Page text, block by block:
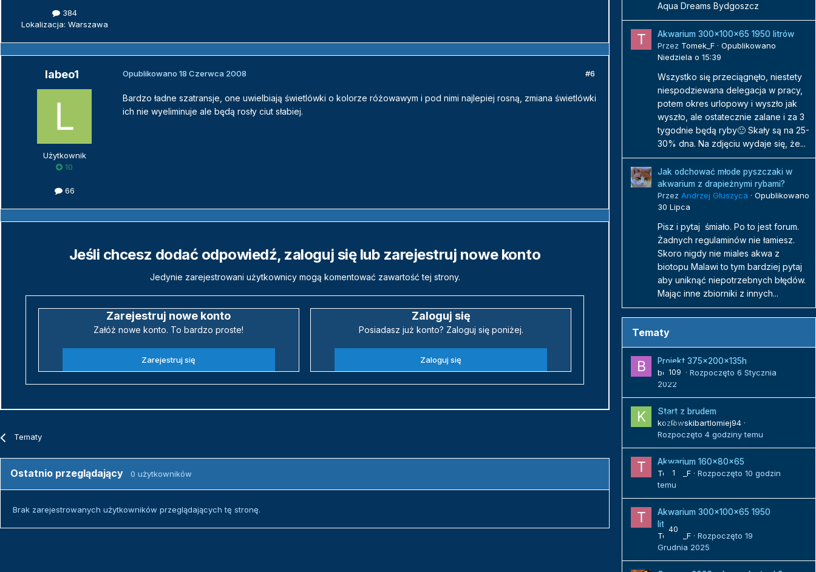
384
Lokalizacja: Warszawa
labeo1
Użytkownik
10
66
#6
Opublikowano 18 Czerwca 2008
Bardzo ładne szatransje, one uwielbiają świetlówki o kolorze różowawym i pod nimi najlepiej rosną, zmiana świetlówki
ich nie wyeliminuje ale będą rosły ciut słabiej.
Jeśli chcesz dodać odpowiedź, zaloguj się lub zarejestruj nowe konto
Jedynie zarejestrowani użytkownicy mogą komentować zawartość tej strony.
Zarejestruj nowe konto
Załóż nowe konto. To bardzo proste!
Zarejestruj się
Zaloguj się
Posiadasz już konto? Zaloguj się poniżej.
Zaloguj się
Tematy
Ostatnio przeglądający 0 użytkowników
Brak zarejestrowanych użytkowników przeglądających tę stronę.
Aqua Dreams Bydgoszcz
Akwarium 300x100x65 1950 litrów
Przez Tomek_F · Opublikowano
Niedziela o 15:39
Wszystko się przeciągnęło, niestety
niespodziewana delegacja w pracy,
potem okres urlopowy i wyszło jak
wyszło, ale ostatecznie zalane i za 3
tygodnie będą ryby🙂 Skały są na 25-
30% dna. Na zdjęciu wydaje się, że...
Jak odchować młode pyszczaki w
akwarium z drapieżnymi rybami?
Przez Andrzej Głuszyca · Opublikowano
30 Lipca
Pisz i pytaj śmiało. Po to jest forum.
Żadnych regulaminów nie łamiesz.
Skoro nigdy nie miales akwa z
biotopu Malawi to tym bardziej pytaj
aby uniknąć niepotrzebnych błędów.
Mając inne zbiorniki z innych...
Tematy
109
Projekt 375x200x135h
bojack · Rozpoczęto 6 Stycznia
2022
0
Start z brudem
kozlowskibartlomiej94 ·
Rozpoczęto 4 godziny temu
1
Akwarium 160x80x65
Tomek_F · Rozpoczęto 10 godzin
temu
40
Akwarium 300x100x65 1950
litrów
Tomek_F · Rozpoczęto 19
Grudnia 2025